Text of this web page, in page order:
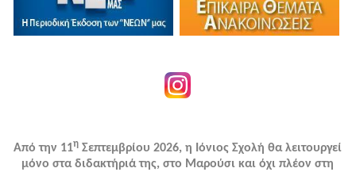
Από την 11η Σεπτεμβρίου 2026, η Ιόνιος Σχολή θα λειτουργεί
μόνο στα διδακτήριά της, στο Μαρούσι και όχι πλέον στη